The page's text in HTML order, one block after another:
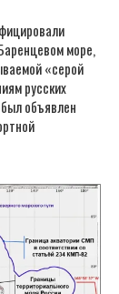
море,
«серой
русских
объявлен